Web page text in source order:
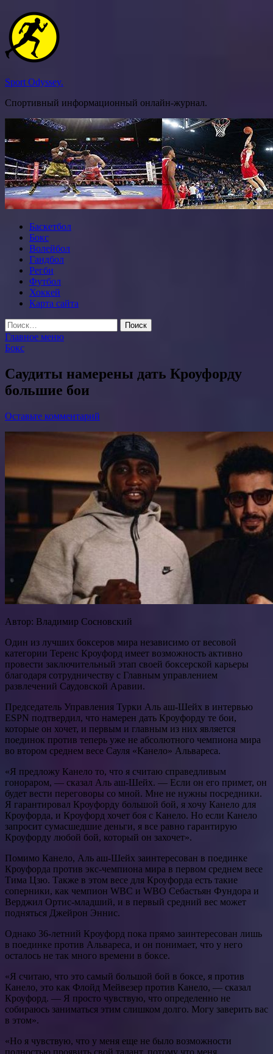
Перейти
содержимому
Sport Odyssey.
Спортивный информационный онлайн-журнал.
Баскетбол
Бокс
Волейбол
Гандбол
Регби
Футбол
Хоккей
Карта сайта
Найти:
Главное меню
Бокс
Саудиты намерены дать Кроуфорду
большие бои
Оставьте комментарий
Автор: Владимир Сосновский
Один из лучших боксеров мира независимо от весовой
категории Теренс Кроуфорд имеет возможность активно
провести заключительный этап своей боксерской карьеры
благодаря сотрудничеству с Главным управлением
развлечений Саудовской Аравии.
Председатель Управления Турки Аль аш-Шейх в интервью
ESPN подтвердил, что намерен дать Кроуфорду те бои,
которые он хочет, и первым и главным из них является
поединок против теперь уже не абсолютного чемпиона мира
во втором среднем весе Сауля «Канело» Альвареса.
«Я предложу Канело то, что я считаю справедливым
гонораром, — сказал Аль аш-Шейх. — Если он его примет, он
будет вести переговоры со мной. Мне не нужны посредники.
Я гарантировал Кроуфорду большой бой, я хочу Канело для
Кроуфорда, и Кроуфорд хочет боя с Канело. Но если Канело
запросит сумасшедшие деньги, я все равно гарантирую
Кроуфорду любой бой, который он захочет».
Помимо Канело, Аль аш-Шейх заинтересован в поединке
Кроуфорда против экс-чемпиона мира в первом среднем весе
Тима Цзю. Также в этом весе для Кроуфорда есть такие
соперники, как чемпион WBC и WBO Себастьян Фундора и
Верджил Ортис-младший, и в первый средний вес может
подняться Джейрон Эннис.
Однако 36-летний Кроуфорд пока прямо заинтересован лишь
в поединке против Альвареса, и он понимает, что у него
осталось не так много времени в боксе.
«Я считаю, что это самый большой бой в боксе, я против
Канело, это как Флойд Мейвезер против Канело, — сказал
Кроуфорд. — Я просто чувствую, что определенно не
собираюсь заниматься этим слишком долго. Могу заверить вас
в этом».
«Но я чувствую, что у меня еще не было возможности
полностью проявить свой талант, потому что меня